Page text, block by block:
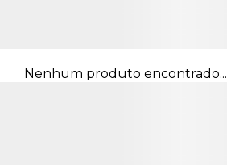
Nenhum produto encontrado...